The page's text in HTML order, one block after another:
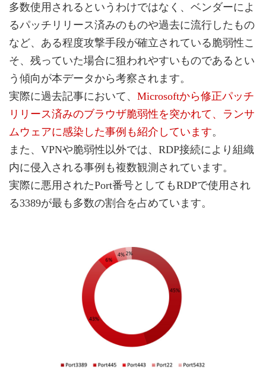
多数使用されるというわけではなく、ベンダーによ
るパッチリリース済みのものや過去に流行したもの
など、ある程度攻撃手段が確立されている脆弱性こ
そ、残っていた場合に狙われやすいものであるとい
う傾向が本データから考察されます。
実際に過去記事において、 Microsoftから修正パッチ
リリース済みのブラウザ脆弱性を突かれて、ランサ
ムウェアに感染した事例も紹介しています。
また、VPNや脆弱性以外では、RDP接続により組織
内に侵入される事例も複数観測されています。
実際に悪用されたPort番号としてもRDPで使用され
る3389が最も多数の割合を占めています。